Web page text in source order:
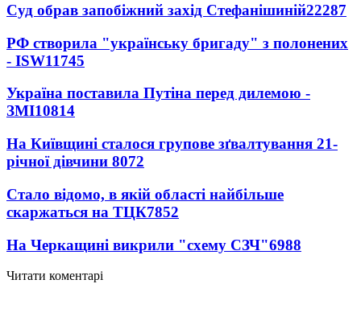
Суд обрав запобіжний захід Стефанішиній22287
РФ створила "українську бригаду" з полонених
- ISW11745
Україна поставила Путіна перед дилемою -
ЗМІ10814
На Київщині сталося групове зґвалтування 21-
річної дівчини 8072
Стало відомо, в якій області найбільше
скаржаться на ТЦК7852
На Черкащині викрили "схему СЗЧ"6988
Читати коментарі